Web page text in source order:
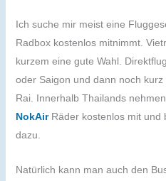
Ich suche mir meist eine
Radbox kostenlos mitnimmt.
kurzem eine gute Wahl.
oder Saigon und dann noch
Rai. Innerhalb Thailands nehmen
NokAir Räder kostenlos mit und
dazu.
Natürlich kann man auch den